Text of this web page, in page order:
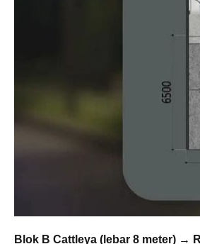
Blok B Cattleya (lebar 8 meter) →